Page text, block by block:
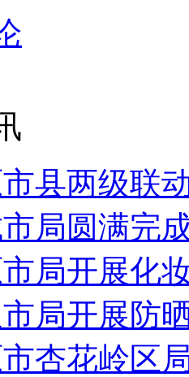
县两级联
局圆满完
局开展化
局开展防
杏花岭区